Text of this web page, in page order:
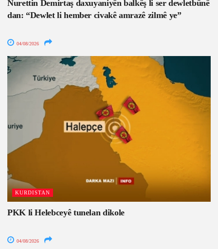
Nurettin Demirtaş daxuyaniyên balkêş li ser dewletbûnê
dan: “Dewlet li hember civakê amrazê zilmê ye”
04/08/2026
KURDISTAN
PKK li Helebceyê tunelan dikole
04/08/2026